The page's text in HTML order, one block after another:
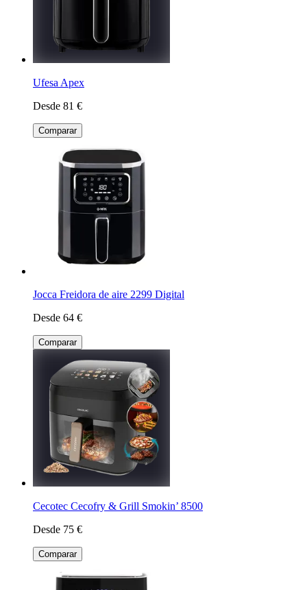
Ufesa Apex
Desde 81 €
Comparar
Jocca Freidora de aire 2299 Digital
Desde 64 €
Comparar
Cecotec Cecofry & Grill Smokin’ 8500
Desde 75 €
Comparar